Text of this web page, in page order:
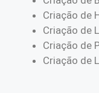
Criação de
Criação de
Criação de
Criação de